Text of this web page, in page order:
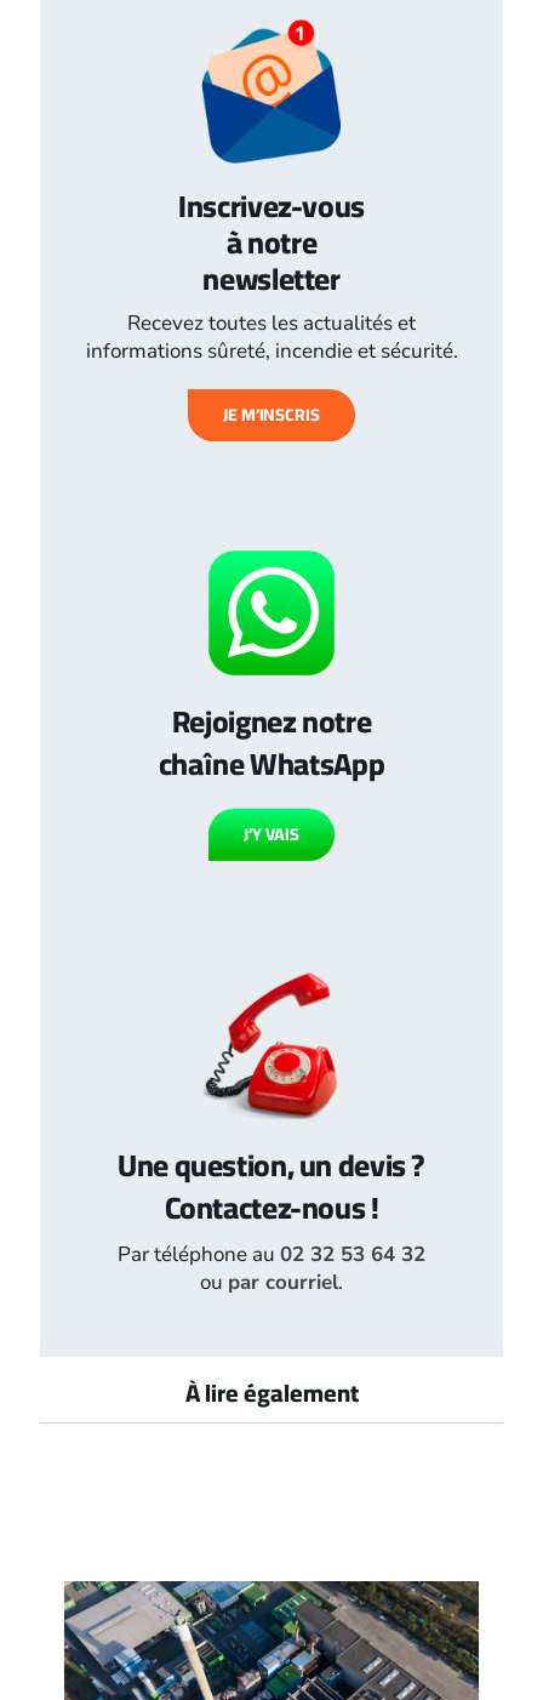
Inscrivez-vous
à notre
newsletter
Recevez toutes les actualités et
informations sûreté, incendie et sécurité.
JE M’INSCRIS
Rejoignez notre
chaîne WhatsApp
J’Y VAIS
Une question, un devis ?
Contactez-nous !
Par téléphone au 02 32 53 64 32
ou par courriel.
À lire également